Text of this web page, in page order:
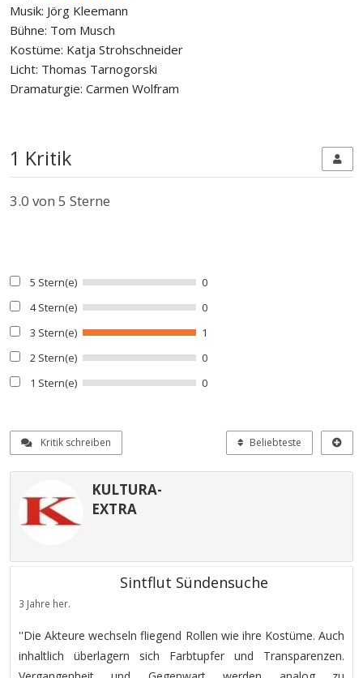
Musik: Jörg Kleemann
Bühne: Tom Musch
Kostüme: Katja Strohschneider
Licht: Thomas Tarnogorski
Dramaturgie: Carmen Wolfram
1 Kritik
3.0 von 5 Sterne
5 Stern(e)
0
4 Stern(e)
0
3 Stern(e)
1
2 Stern(e)
0
1 Stern(e)
0
Kritik schreiben Beliebteste
KULTURA-
EXTRA
Sintflut Sündensuche
3 Jahre her.
''Die Akteure wechseln fliegend Rollen wie ihre Kostüme. Auch
inhaltlich überlagern sich Farbtupfer und Transparenzen.